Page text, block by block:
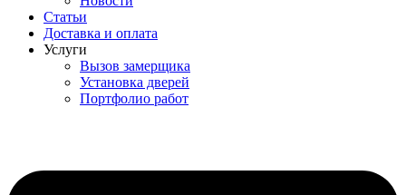
Статьи
Доставка и оплата
Услуги
Вызов замерщика
Установка дверей
Портфолио работ